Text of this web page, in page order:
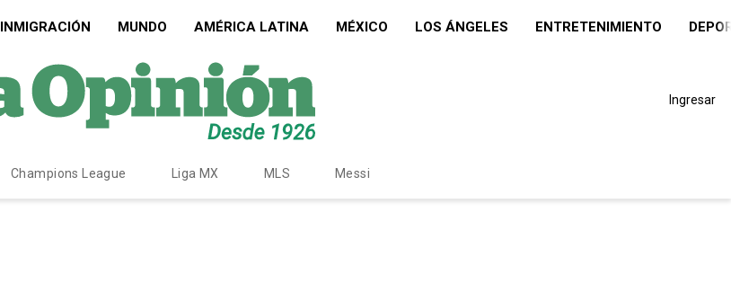
INMIGRACIÓN MUNDO AMÉRICA LATINA MÉXICO LOS ÁNGELES ENTRETENIMIENTO
Ingresar
Champions League Liga MX MLS Messi